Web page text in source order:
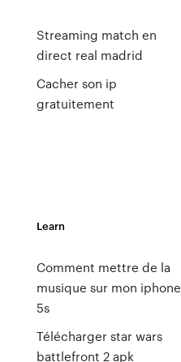
Streaming match en
direct real madrid
Cacher son ip
gratuitement
Learn
Comment mettre de la
musique sur mon iphone
5s
Télécharger star wars
battlefront 2 apk